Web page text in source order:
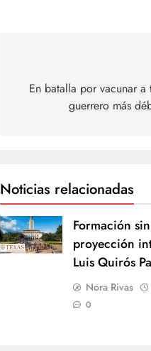
de
entradas
En batalla por vacunar
guerrero más
Noticias relacionadas
Formación
proyección
Luis Quirós
Nora Rivas
0